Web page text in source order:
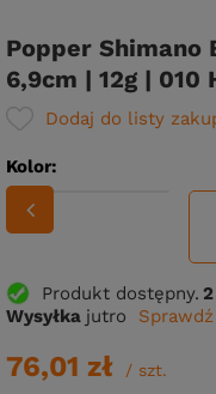
Popper Shimano
6,9cm | 12g | 010
Dodaj do listy
Kolor
Produkt dostępny
Wysyłka jutro
76,01 zł / szt.